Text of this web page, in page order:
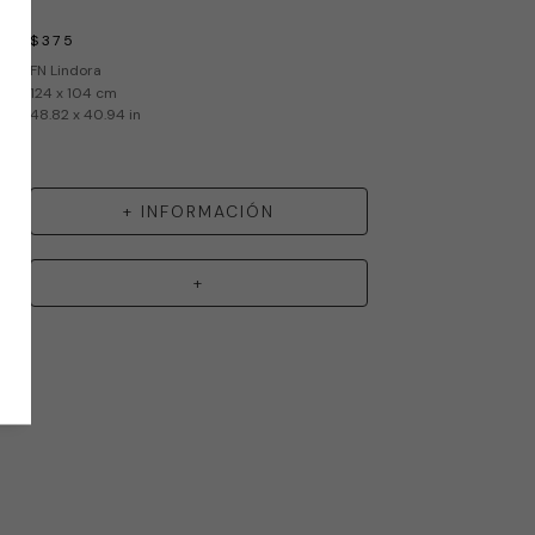
$375
FN Lindora
124 x 104 cm
48.82 x 40.94 in
+ INFORMACIÓN
+